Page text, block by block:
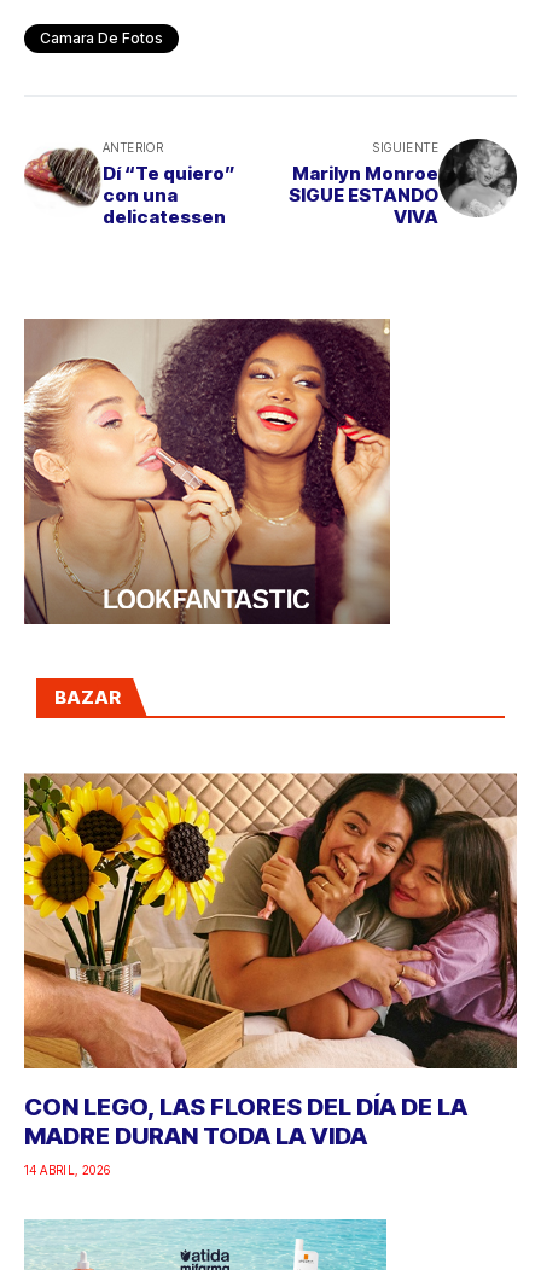
Camara De Fotos
ANTERIOR
Dí “Te quiero”
con una
delicatessen
SIGUIENTE
Marilyn Monroe
SIGUE ESTANDO
VIVA
BAZAR
CON LEGO, LAS FLORES DEL DÍA DE LA
MADRE DURAN TODA LA VIDA
14 ABRIL, 2026